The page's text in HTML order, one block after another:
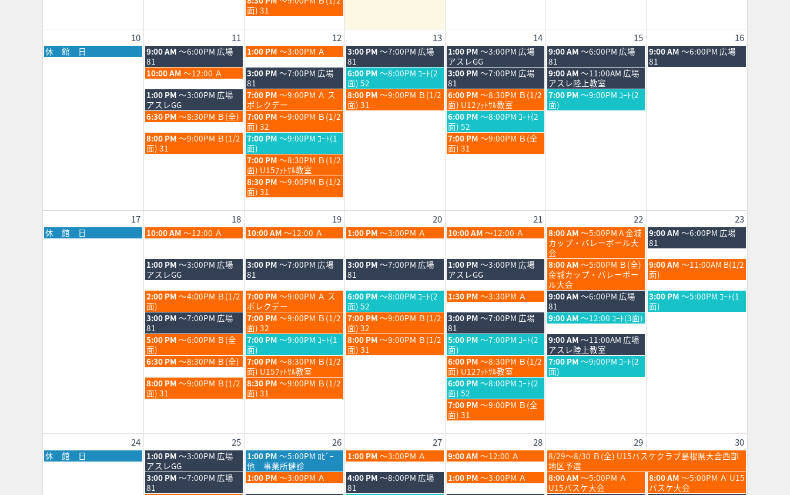
5th
2026
8
月
5th
曜
日,
8
5th
2026
面) 31
10 11 12 13 14 15 16
月
曜
休 館 日
火
曜
日,
8
月
11th
2026
9:00 AM ～6:00PM 広場
81
水
曜
日,
8
月
12th
2026
1:00 PM ～3:00PM Ａ
木
曜
日,
8
月
13th
2026
3:00 PM ～7:00PM 広場
81
金
曜
日,
8
月
14th
2026
1:00 PM ～3:00PM 広場
アスレGG
土
曜
日,
8
月
15th
2026
9:00 AM ～6:00PM 広場
81
日
曜
日,
9:00 AM ～6:00PM 広場
81
火
曜
日,
8
月
11th
2026
10:00 AM ～12:00 Ａ
水
曜
日,
8
月
12th
2026
3:00 PM ～7:00PM 広場
81
木
曜
日,
8
月
6:00 PM ～8:00PM ｺｰﾄ(2
面) 52
金
曜
日,
8
月
14th
2026
3:00 PM ～7:00PM 広場
81
土
曜
日,
8
月
9:00 AM ～11:00AM 広場
アスレ陸上教室
火
曜
日,
8
月
11th
2026
1:00 PM ～3:00PM 広場
アスレGG
水
曜
日,
8
月
12th
2026
7:00 PM ～9:00PM Ａ ス
ポレクデー
木
曜
日,
8:00 PM ～9:00PM Ｂ(1/2
面) 31
金
曜
日,
8
月
14th
2026
6:00 PM ～8:30PM Ｂ(1/2
面) U12ﾌｯﾄｻﾙ教室
土
曜
日,
7:00 PM ～9:00PM ｺｰﾄ(2
面)
火
曜
日,
8
月
6:30 PM ～8:30PM Ｂ(全)
水
曜
日,
8
月
12th
2026
7:00 PM ～9:00PM Ｂ(1/2
面) 32
金
曜
日,
8
月
6:00 PM ～8:00PM ｺｰﾄ(2
面) 52
火
曜
日,
8:00 PM ～9:00PM Ｂ(1/2
面) 31
水
曜
日,
8
月
12th
2026
7:00 PM ～9:00PM ｺｰﾄ(1
面)
金
曜
日,
7:00 PM ～9:00PM Ｂ(全
面) 31
水
曜
日,
8
月
12th
7:00 PM ～8:30PM Ｂ(1/2
面) U15ﾌｯﾄｻﾙ教室
水
曜
日,
8
12th
2026
8:30 PM ～9:00PM Ｂ(1/2
面) 31
17 18 19 20 21 22 23
月
曜
休 館 日
火
曜
8
月
18th
2026
10:00 AM ～12:00 Ａ
水
曜
8
月
19th
2026
10:00 AM ～12:00 Ａ
木
曜
8
月
20th
2026
1:00 PM ～3:00PM Ａ
金
曜
8
月
21st
2026
10:00 AM ～12:00 Ａ
土
曜
日,
8
月
22nd
2026
8:00 AM ～5:00PM A 金城
カップ・バレーボール大
会
日
曜
日,
8
月
23rd
2026
9:00 AM ～6:00PM 広場
81
火
曜
日,
8
月
18th
2026
1:00 PM ～3:00PM 広場
アスレGG
水
曜
日,
8
月
19th
2026
3:00 PM ～7:00PM 広場
81
木
曜
日,
8
月
20th
2026
3:00 PM ～7:00PM 広場
81
金
曜
日,
8
月
21st
2026
1:00 PM ～3:00PM 広場
アスレGG
土
曜
日,
8
月
22nd
2026
8:00 AM ～5:00PM Ｂ(全)
金城カップ・バレーボー
ル大会
日
曜
日,
8
月
23rd
9:00 AM ～11:00AM B(1/2
面)
火
曜
日,
8
月
18th
2026
2:00 PM ～4:00PM Ｂ(1/2
面)
水
曜
日,
8
月
19th
2026
7:00 PM ～9:00PM Ａ ス
ポレクデー
木
曜
日,
8
月
20th
2026
6:00 PM ～8:00PM ｺｰﾄ(2
面) 52
金
曜
日,
8
月
21st
2026
1:30 PM ～3:30PM Ａ
土
曜
日,
8
月
22nd
2026
9:00 AM ～6:00PM 広場
81
日
曜
日,
3:00 PM ～5:00PM ｺｰﾄ(1
面)
火
曜
日,
8
月
18th
2026
3:00 PM ～7:00PM 広場
81
水
曜
日,
8
月
19th
2026
7:00 PM ～9:00PM Ｂ(1/2
面) 32
木
曜
日,
8
月
7:00 PM ～9:00PM Ｂ(1/2
面) 32
金
曜
日,
8
月
21st
2026
3:00 PM ～7:00PM 広場
81
土
曜
日,
8
月
22nd
2026
9:00 AM ～12:00 ｺｰﾄ(3面)
火
曜
日,
8
月
18th
2026
5:00 PM ～6:00PM Ｂ(全
面)
水
曜
日,
8
月
19th
2026
7:00 PM ～9:00PM ｺｰﾄ(1
面)
木
曜
日,
8:00 PM ～9:00PM Ｂ(1/2
面) 31
金
曜
日,
8
月
21st
2026
5:00 PM ～7:00PM ｺｰﾄ(2
面)
土
曜
日,
8
月
9:00 AM ～11:00AM 広場
アスレ陸上教室
火
曜
日,
8
月
6:30 PM ～8:30PM Ｂ(全)
水
曜
日,
8
月
7:00 PM ～8:30PM Ｂ(1/2
面) U15ﾌｯﾄｻﾙ教室
金
曜
日,
8
月
21st
2026
6:00 PM ～8:30PM Ｂ(1/2
面) U12ﾌｯﾄｻﾙ教室
土
曜
日,
7:00 PM ～9:00PM ｺｰﾄ(2
面)
火
曜
日,
18th
8:00 PM ～9:00PM Ｂ(1/2
面) 31
水
曜
日,
19th
8:30 PM ～9:00PM Ｂ(1/2
面) 31
金
曜
日,
8
月
21st
6:00 PM ～8:00PM ｺｰﾄ(2
面) 52
金
曜
日,
8
21st
2026
7:00 PM ～9:00PM Ｂ(全
面) 31
24 25 26 27 28 29 30
月
曜
休 館 日
火
曜
日,
8
1:00 PM ～3:00PM 広場
アスレGG
水
曜
日,
8
1:00 PM ～5:00PM ﾛﾋﾞｰ
他 事業所健診
木
曜
日,
8
1:00 PM ～3:00PM Ａ
金
曜
日,
8
9:00 AM ～12:00 Ａ
土
曜
日,
8
8/29～8/30 Ｂ(全) U15バスケクラブ島根県大会西部
地区予選
火
曜
3:00 PM ～7:00PM 広場
81
水
曜
1:00 PM ～3:00PM Ａ
木
曜
4:00 PM ～8:00PM 広場
81
金
曜
1:00 PM ～3:00PM Ａ
土
曜
8:00 AM ～5:00PM Ａ
U15バスケ大会
日
曜
8:00 AM ～5:00PM Ａ U15
バスケ大会